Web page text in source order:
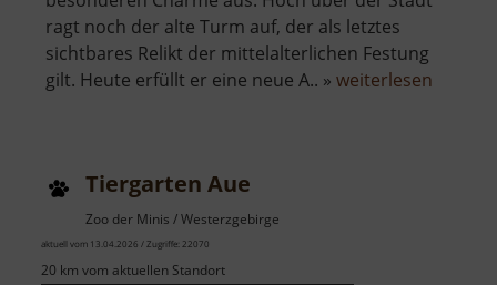
ragt noch der alte Turm auf, der als letztes
sichtbares Relikt der mittelalterlichen Festung
gilt. Heute erfüllt er eine neue A.. » weiterlesen
Tiergarten Aue
Zoo der Minis / Westerzgebirge
aktuell vom 13.04.2026 / Zugriffe: 22070
20 km vom aktuellen Standort